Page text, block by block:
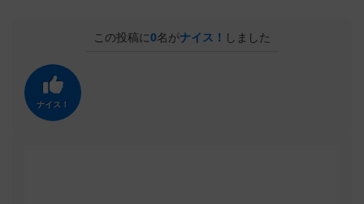
この投稿に0名がナイス！ しました
ナイス！